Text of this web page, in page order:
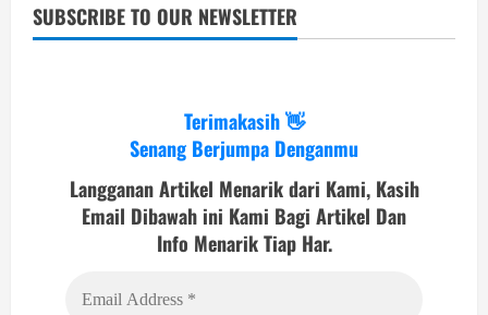
SUBSCRIBE TO OUR NEWSLETTER
Terimakasih 👋
Senang Berjumpa Denganmu
Langganan Artikel Menarik dari Kami, Kasih
Email Dibawah ini Kami Bagi Artikel Dan
Info Menarik Tiap Har.